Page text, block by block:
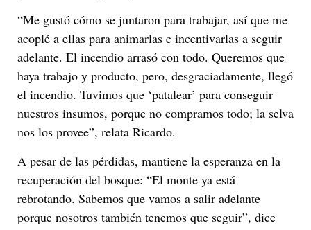
“Me gustó cómo se juntaron para trabajar, así que me
acoplé a ellas para animarlas e incentivarlas a seguir
adelante. El incendio arrasó con todo. Queremos que
haya trabajo y producto, pero, desgraciadamente, llegó
el incendio. Tuvimos que ‘patalear’ para conseguir
nuestros insumos, porque no compramos todo; la selva
nos los provee”, relata Ricardo.
A pesar de las pérdidas, mantiene la esperanza en la
recuperación del bosque: “El monte ya está
rebrotando. Sabemos que vamos a salir adelante
porque nosotros también tenemos que seguir”, dice